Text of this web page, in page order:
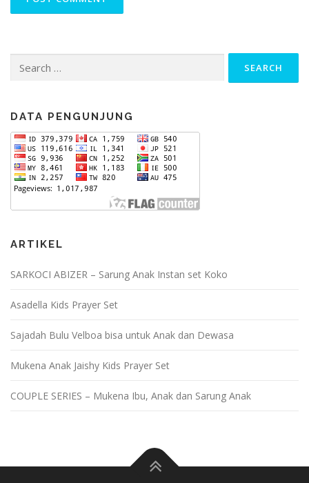
for:
DATA PENGUNJUNG
ARTIKEL
SARKOCI ABIZER – Sarung Anak Instan set Koko
Asadella Kids Prayer Set
Sajadah Bulu Velboa bisa untuk Anak dan Dewasa
Mukena Anak Jaishy Kids Prayer Set
COUPLE SERIES – Mukena Ibu, Anak dan Sarung Anak